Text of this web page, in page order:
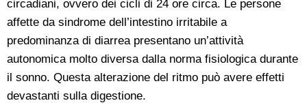
circadiani, ovvero dei cicli di 24 ore circa. Le persone
affette da sindrome dell’intestino irritabile a
predominanza di diarrea presentano un’attività
autonomica molto diversa dalla norma fisiologica durante
il sonno. Questa alterazione del ritmo può avere effetti
devastanti sulla digestione.